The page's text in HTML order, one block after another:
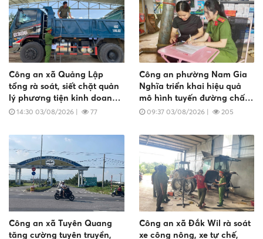
Công an xã Quảng Lập
tổng rà soát, siết chặt quản
lý phương tiện kinh doanh
vận tải
14:30 03/08/2026 | 77
Công an phường Nam Gia
Nghĩa triển khai hiệu quả
mô hình tuyến đường chấp
hành tốt trật tự đô thị, an
09:37 03/08/2026| 205
Công an xã Tuyên Quang
tăng cường tuyên truyền,
Công an xã Đắk Wil rà soát
xe công nông, xe tự chế,